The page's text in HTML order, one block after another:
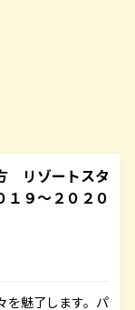
リゾートスタ
９～２０２０
を魅了します。パ